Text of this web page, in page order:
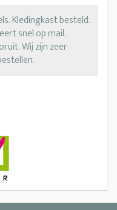
Kledingkast besteld.
snel op mail.
Wij zijn zeer